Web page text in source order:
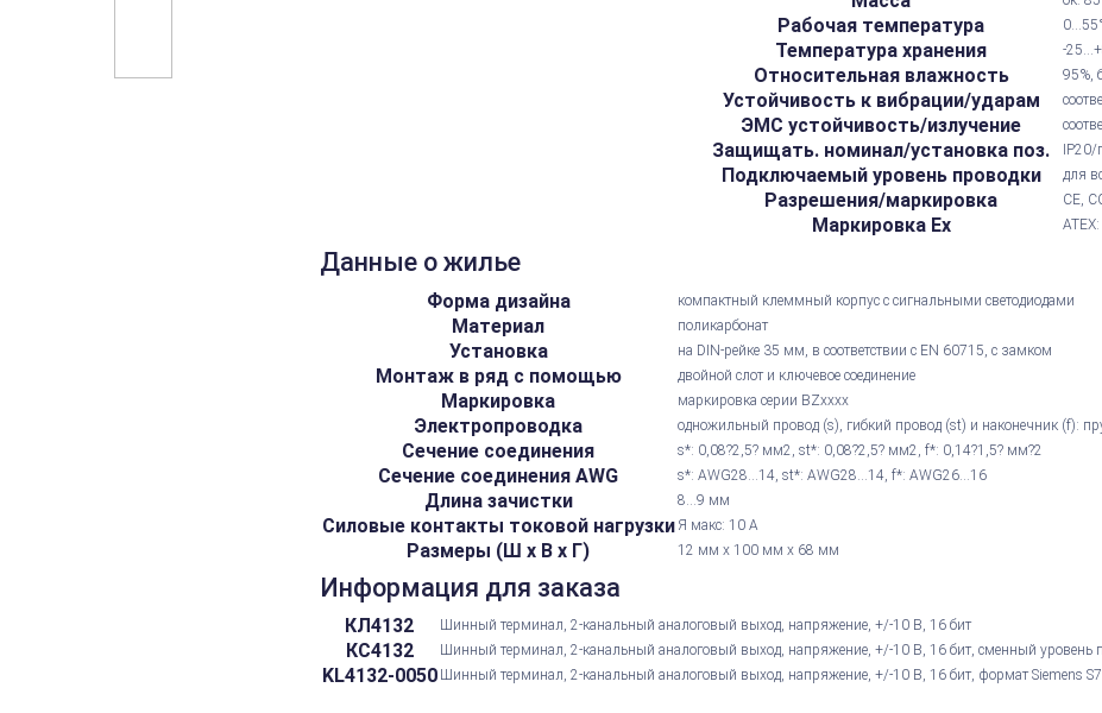
Рабочая температура
Температура хранения -
Относительная влажность 95%,
Устойчивость к вибрации/ударам
ЭМС устойчивость/излучение
Защищать. номинал/установка поз. IP20/
Подключаемый уровень проводки для
Разрешения/маркировка CE,
Маркировка Ex
Данные о жилье
Форма дизайна компактный клеммный корпус с сигнальными светодиодами
Материал поликарбонат
Установка на DIN-рейке 35 мм, в соответствии с EN 60715, с замком
Монтаж в ряд с помощью двойной слот и ключевое соединение
Маркировка маркировка серии BZxxxx
Электропроводка одножильный провод (s), гибкий провод (st) и наконечник (f):
Сечение соединения s*: 0,08?2,5? мм2, st*: 0,08?2,5? мм2, f*: 0,14?1,5? мм?2
Сечение соединения AWG s*: AWG28...14, st*: AWG28...14, f*: AWG26...16
Длина зачистки 8...9 мм
Силовые контакты токовой нагрузки Я макс: 10 А
Размеры (Ш х В х Г) 12 мм x 100 мм x 68 мм
Информация для заказа
КЛ4132 Шинный терминал, 2-канальный аналоговый выход, напряжение, +/-10 В, 16 бит
КС4132 Шинный терминал, 2-канальный аналоговый выход, напряжение, +/-10 В, 16 бит, сменный уровень
KL4132-0050 Шинный терминал, 2-канальный аналоговый выход, напряжение, +/-10 В, 16 бит, формат Siemens S7